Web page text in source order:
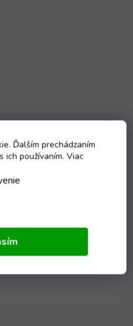
Ďalším prechádzaním
používaním. Viac